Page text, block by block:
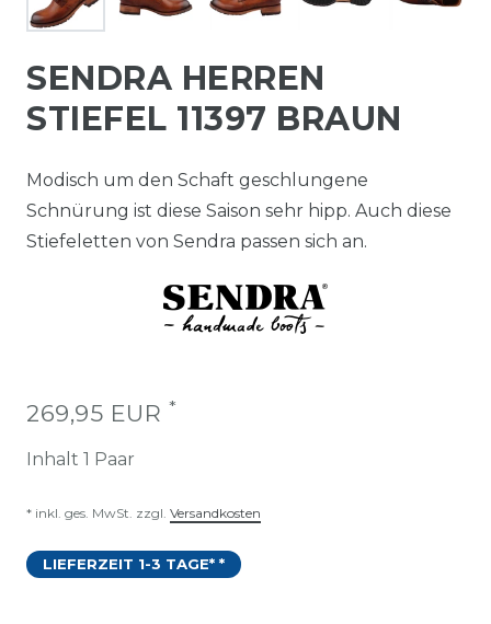
SENDRA HERREN
STIEFEL 11397 BRAUN
Modisch um den Schaft geschlungene
Schnürung ist diese Saison sehr hipp. Auch diese
Stiefeletten von Sendra passen sich an.
269,95 EUR *
Inhalt 1 Paar
* inkl. ges. MwSt. zzgl. Versandkosten
LIEFERZEIT 1-3 TAGE* *